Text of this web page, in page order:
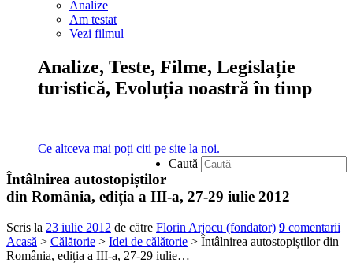
Analize
Am testat
Vezi filmul
Analize, Teste, Filme, Legislație
turistică, Evoluția noastră în timp
Ce altceva mai poți citi pe site la noi.
Caută
Întâlnirea autostopiștilor
din România, ediția a III-a, 27-29 iulie 2012
Scris la 23 iulie 2012 de către Florin Arjocu (fondator) 9 comentarii
Acasă > Călătorie > Idei de călătorie > Întâlnirea autostopiștilor din
România, ediția a III-a, 27-29 iulie…